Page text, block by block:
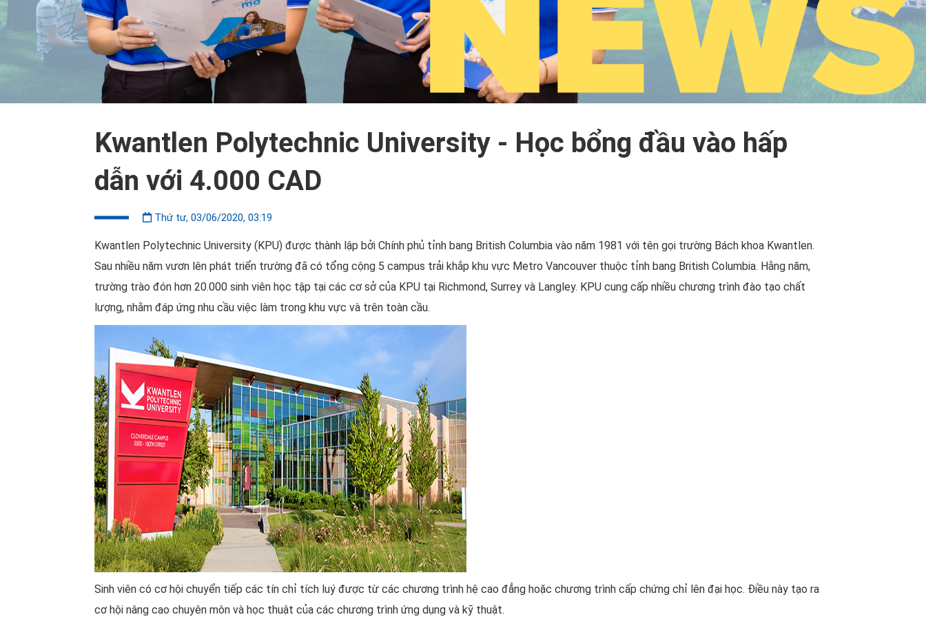
Kwantlen Polytechnic University - Học bổng đầu vào hấp
dẫn với 4.000 CAD
Thứ tư, 03/06/2020, 03:19
Kwantlen Polytechnic University (KPU) được thành lập bởi Chính phủ tỉnh bang British Columbia vào năm 1981 với tên gọi trường Bách khoa Kwantlen.
Sau nhiều năm vươn lên phát triển trường đã có tổng cộng 5 campus trải khắp khu vực Metro Vancouver thuộc tỉnh bang British Columbia. Hằng năm,
trường trào đón hơn 20.000 sinh viên học tập tại các cơ sở của KPU tại Richmond, Surrey và Langley. KPU cung cấp nhiều chương trình đào tạo chất
lượng, nhằm đáp ứng nhu cầu việc làm trong khu vực và trên toàn cầu.
Sinh viên có cơ hội chuyển tiếp các tín chỉ tích luý được từ các chương trình hệ cao đẳng hoặc chương trình cấp chứng chỉ lên đại học. Điều này tạo ra
cơ hội nâng cao chuyên môn và học thuật của các chương trình ứng dụng và kỹ thuật.